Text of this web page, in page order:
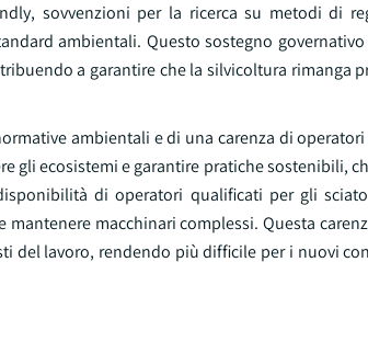
sovvenzioni per la ricerca su metodi di
ambientali. Questo sostegno governativo
a garantire che la silvicoltura rimanga
ambientali e di una carenza di
gli ecosistemi e garantire pratiche sostenibili,
di operatori qualificati per gli
macchinari complessi. Questa
del lavoro, rendendo più difficile per i nuovi